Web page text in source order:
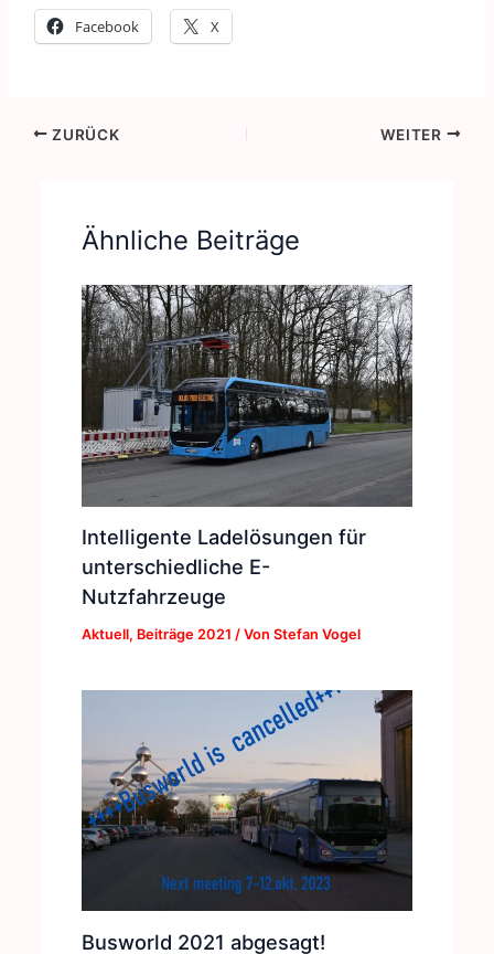
Facebook X
ZURÜCK WEITER
Ähnliche Beiträge
Intelligente Ladelösungen für
unterschiedliche E-
Nutzfahrzeuge
Aktuell, Beiträge 2021 / Von Stefan Vogel
Busworld 2021 abgesagt!